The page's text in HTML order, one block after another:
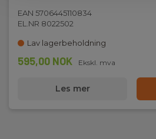
EAN 5706445110834
EL.NR 8022502
Lav lagerbeholdning
595,00 NOK Ekskl. mva
Les mer